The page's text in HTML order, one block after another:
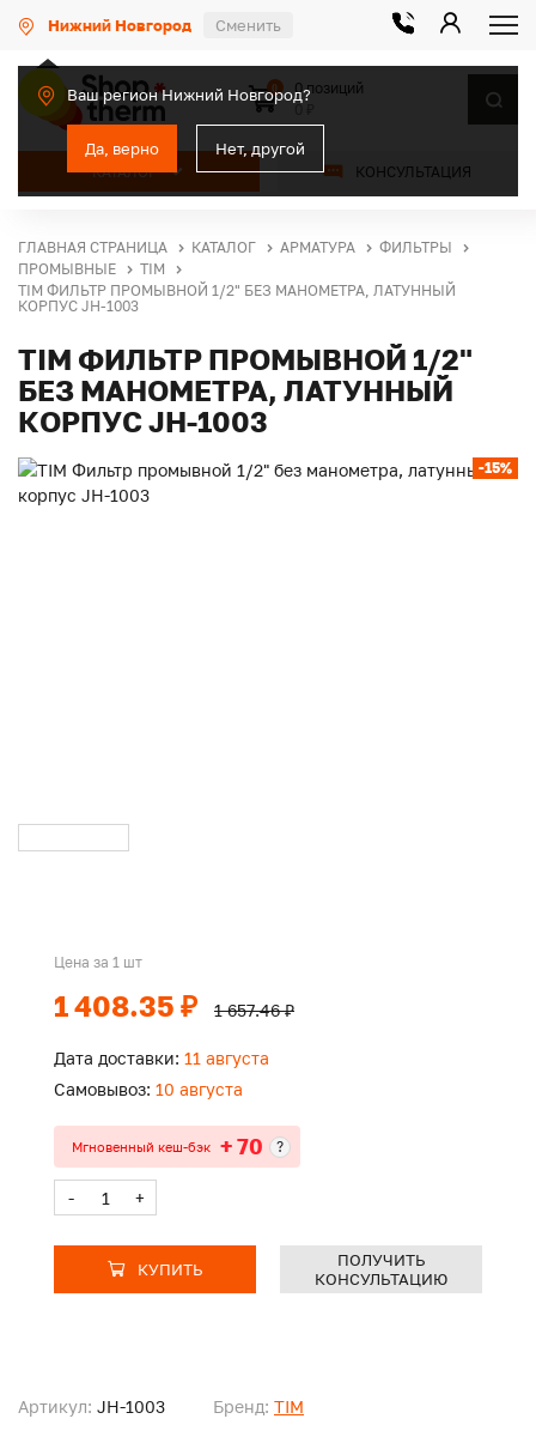
Нижний Новгород Сменить
Ваш регион Нижний Новгород?
Да, верно Нет, другой
КАТАЛОГ КОНСУЛЬТАЦИЯ
0
0 позиций
ГЛАВНАЯ СТРАНИЦА КАТАЛОГ АРМАТУРА
ФИЛЬТРЫ
ПРОМЫВНЫЕ
TIM
TIM ФИЛЬТР ПРОМЫВНОЙ 1/2" БЕЗ МАНОМЕТРА, ЛАТУННЫЙ
КОРПУС JH-1003
TIM ФИЛЬТР ПРОМЫВНОЙ 1/2"
БЕЗ МАНОМЕТРА, ЛАТУННЫЙ
КОРПУС JH-1003
-15%
Артикул: JH-1003 Бренд: TIM
Цена за 1 шт
1 408.35 ₽ 1 657.46 ₽
Дата доставки: 11 августа
Самовывоз: 10 августа
Мгновенный кеш-бэк + 70 ?
- +
КУПИТЬ
ПОЛУЧИТЬ
КОНСУЛЬТАЦИЮ